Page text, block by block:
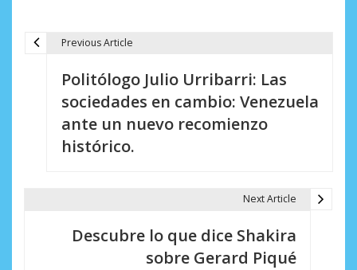
Previous Article
Politólogo Julio Urribarri: Las
sociedades en cambio: Venezuela
ante un nuevo recomienzo
histórico.
Next Article
Descubre lo que dice Shakira
sobre Gerard Piqué